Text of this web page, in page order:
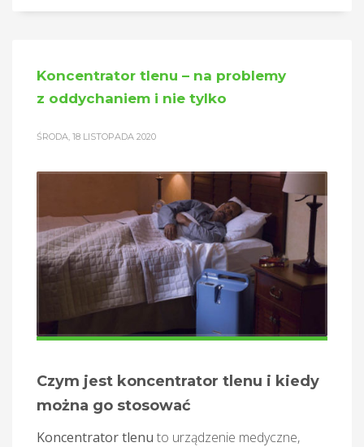
Koncentrator tlenu – na problemy
z oddychaniem i nie tylko
ŚRODA, 18 LISTOPADA 2020
Czym jest koncentrator tlenu i kiedy
można go stosować
Koncentrator tlenu to urządzenie medyczne,